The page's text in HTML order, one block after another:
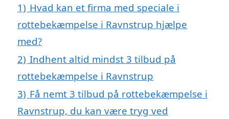
1) Hvad kan et firma med speciale i
rottebekæmpelse i Ravnstrup hjælpe
med?
2) Indhent altid mindst 3 tilbud på
rottebekæmpelse i Ravnstrup
3) Få nemt 3 tilbud på rottebekæmpelse i
Ravnstrup, du kan være tryg ved